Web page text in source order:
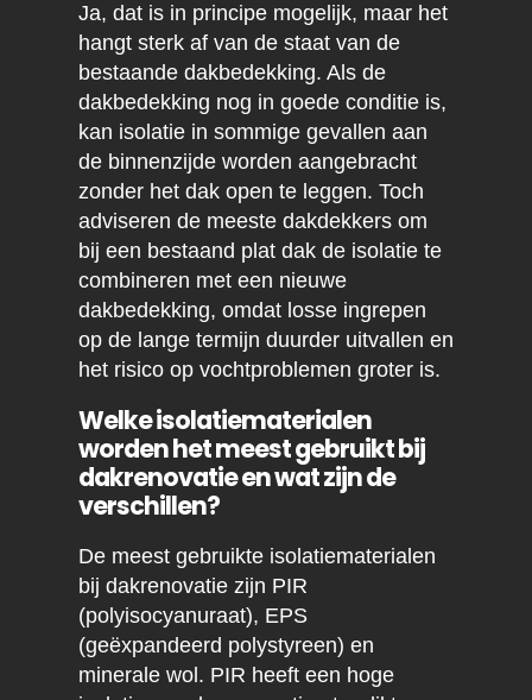
Ja, dat is in principe mogelijk, maar het
hangt sterk af van de staat van de
bestaande dakbedekking. Als de
dakbedekking nog in goede conditie is,
kan isolatie in sommige gevallen aan
de binnenzijde worden aangebracht
zonder het dak open te leggen. Toch
adviseren de meeste dakdekkers om
bij een bestaand plat dak de isolatie te
combineren met een nieuwe
dakbedekking, omdat losse ingrepen
op de lange termijn duurder uitvallen en
het risico op vochtproblemen groter is.
Welke isolatiematerialen
worden het meest gebruikt bij
dakrenovatie en wat zijn de
verschillen?
De meest gebruikte isolatiematerialen
bij dakrenovatie zijn PIR
(polyisocyanuraat), EPS
(geëxpandeerd polystyreen) en
minerale wol. PIR heeft een hoge